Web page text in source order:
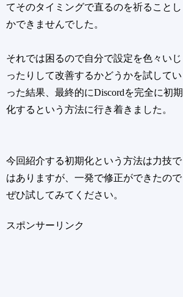
てそのタイミングで直るのを祈ることし
かできませんでした。
それでは困るので自分で設定を色々いじ
ったりして改善するかどうかを試してい
った結果、最終的にDiscordを完全に初期
化するという方法に行き着きました。
今回紹介する初期化という方法は力技で
はありますが、一発で修正ができたので
ぜひ試してみてください。
スポンサーリンク